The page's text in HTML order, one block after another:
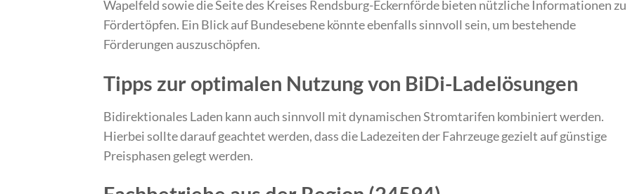
Wapelfeld sowie die Seite des Kreises Rendsburg-Eckernförde bieten nützliche Informationen zu
Fördertöpfen. Ein Blick auf Bundesebene könnte ebenfalls sinnvoll sein, um bestehende
Förderungen auszuschöpfen.
Tipps zur optimalen Nutzung von BiDi-Ladelösungen
Bidirektionales Laden kann auch sinnvoll mit dynamischen Stromtarifen kombiniert werden.
Hierbei sollte darauf geachtet werden, dass die Ladezeiten der Fahrzeuge gezielt auf günstige
Preisphasen gelegt werden.